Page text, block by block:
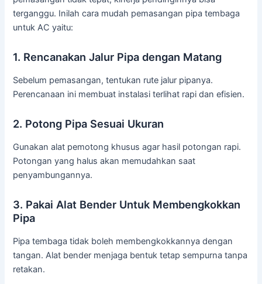
terganggu. Inilah cara mudah pemasangan pipa tembaga
untuk AC yaitu:
1. Rencanakan Jalur Pipa dengan Matang
Sebelum pemasangan, tentukan rute jalur pipanya.
Perencanaan ini membuat instalasi terlihat rapi dan efisien.
2. Potong Pipa Sesuai Ukuran
Gunakan alat pemotong khusus agar hasil potongan rapi.
Potongan yang halus akan memudahkan saat
penyambungannya.
3. Pakai Alat Bender Untuk Membengkokkan
Pipa
Pipa tembaga tidak boleh membengkokkannya dengan
tangan. Alat bender menjaga bentuk tetap sempurna tanpa
retakan.